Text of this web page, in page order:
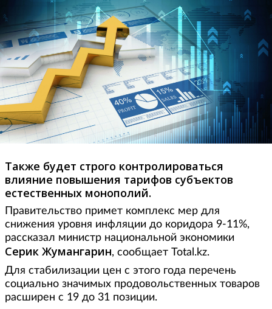
Также будет строго контролироваться
влияние повышения тарифов субъектов
естественных монополий.
Правительство примет комплекс мер для
снижения уровня инфляции до коридора 9-11%,
рассказал министр национальной экономики
Серик Жумангарин, сообщает Total.kz.
Для стабилизации цен с этого года перечень
социально значимых продовольственных товаров
расширен с 19 до 31 позиции.